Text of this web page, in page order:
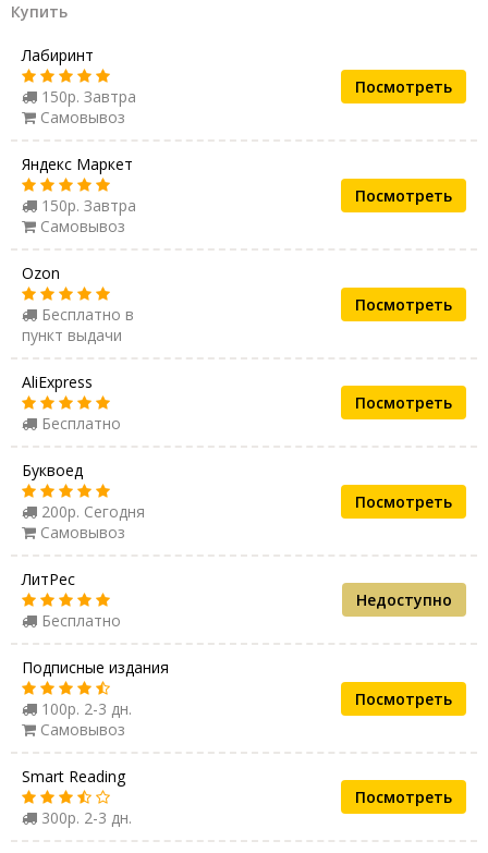
Купить
Лабиринт
150р. Завтра
Самовывоз
Посмотреть
Яндекс Маркет
150р. Завтра
Самовывоз
Посмотреть
Ozon
Бесплатно в
пункт выдачи
Посмотреть
AliExpress
Бесплатно
Посмотреть
Буквоед
200р. Сегодня
Самовывоз
Посмотреть
ЛитРес
Бесплатно
Недоступно
Подписные издания
100р. 2-3 дн.
Самовывоз
Посмотреть
Smart Reading
300р. 2-3 дн.
Посмотреть